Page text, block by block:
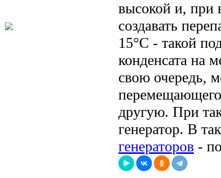
высокой и, при
создавать
15°С - такой
конденсата на
свою очередь,
другую. При
генератор. В
генераторов -